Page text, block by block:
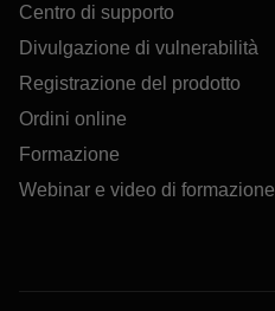
Centro di supporto
Divulgazione di vulnerabilità
Registrazione del prodotto
Ordini online
Formazione
Webinar e video di formazione